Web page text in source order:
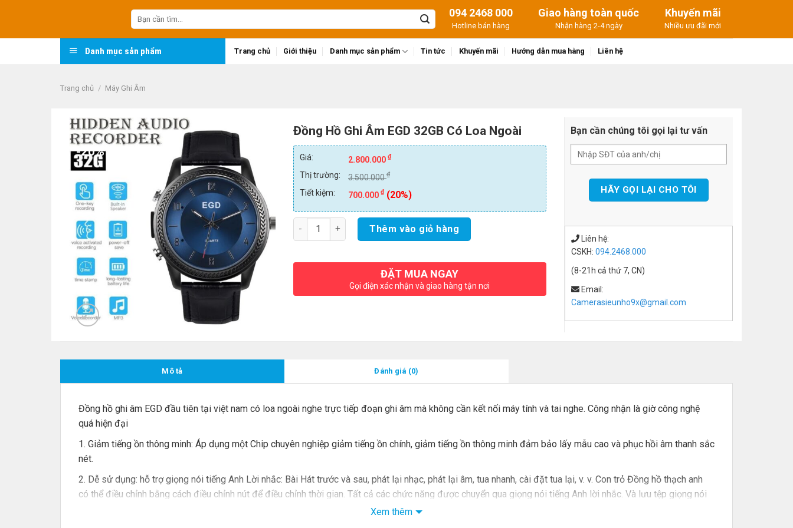
content
Tìm
kiếm:
094 2468 000
Hotline bán hàng
Giao hàng toàn quốc
Nhận hàng 2-4 ngày
Khuyến mãi
Nhiều ưu đãi mới
Danh mục sản phẩm Trang chủ Giới thiệu Danh mục sản phẩm Tin tức Khuyến mãi Hướng dẫn mua hàng Liên hệ
Trang chủ / Máy Ghi Âm
-20%
Đồng Hồ Ghi Âm EGD 32GB Có Loa Ngoài
Giá: 2.800.000 ₫
Thị trường: 3.500.000₫
Tiết kiệm: 700.000 ₫(20%)
Số lượng Thêm vào giỏ hàng
ĐẶT MUA NGAY
Gọi điện xác nhận và giao hàng tận nơi
Bạn cần chúng tôi gọi lại tư vấn
Liên hệ:
CSKH: 094.2468.000
(8-21h cả thứ 7, CN)
Email:
Camerasieunho9x@gmail.com
Mô tả Đánh giá (0)
Đồng hồ ghi âm EGD đầu tiên tại việt nam có loa ngoài nghe trực tiếp đoạn ghi âm mà không cần kết nối máy tính và tai nghe. Công nhận là giờ công nghệ
quá hiện đại
1. Giảm tiếng ồn thông minh: Áp dụng một Chip chuyên nghiệp giảm tiếng ồn chính, giảm tiếng ồn thông minh đảm bảo lấy mẫu cao và phục hồi âm thanh sắc
nét.
2. Dễ sử dụng: hỗ trợ giọng nói tiếng Anh Lời nhắc: Bài Hát trước và sau, phát lại nhạc, phát lại âm, tua nhanh, cài đặt tua lại, v. v. Con trỏ Đồng hồ thạch anh
có thể điều chỉnh bằng cách điều chỉnh nút để điều chỉnh thời gian. Tất cả các chức năng được chuyển qua giọng nói tiếng Anh lời nhắc. Và lưu tệp giọng nói
Xem thêm